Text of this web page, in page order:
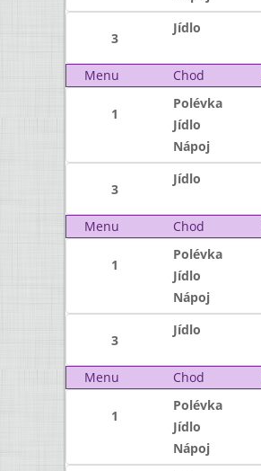
3
Jídlo
Menu Chod
1
Polévka
Jídlo
Nápoj
3
Jídlo
Menu Chod
1
Polévka
Jídlo
Nápoj
3
Jídlo
Menu Chod
1
Polévka
Jídlo
Nápoj